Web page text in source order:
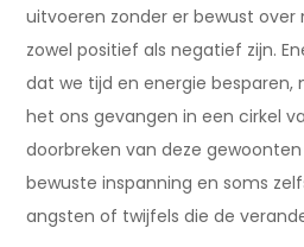
uitvoeren zonder er bewust over
zowel positief als negatief zijn.
dat we tijd en energie besparen,
het ons gevangen in een cirkel
doorbreken van deze
bewuste inspanning en soms
angsten of twijfels die de